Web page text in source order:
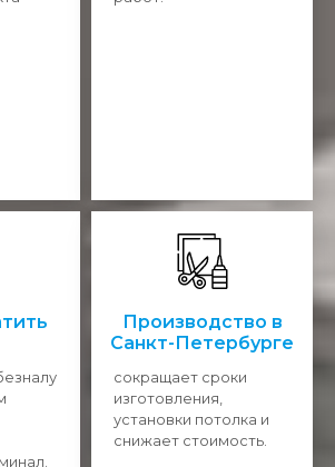
Производство в
Санкт-Петербурге
сокращает сроки
изготовления,
установки потолка и
снижает стоимость.